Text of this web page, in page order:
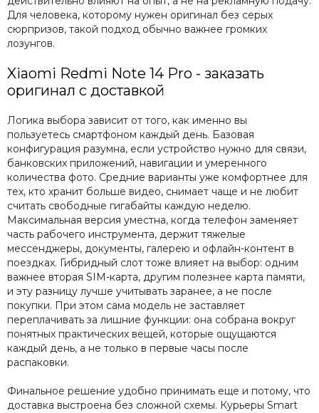
Для человека, которому нужен оригинал без серых
сюрпризов, такой подход обычно важнее громких
лозунгов.
Xiaomi Redmi Note 14 Pro - заказать
оригинал с доставкой
Логика выбора зависит от того, как именно вы
пользуетесь смартфоном каждый день. Базовая
конфигурация разумна, если устройство нужно для связи,
банковских приложений, навигации и умеренного
количества фото. Средние варианты уже комфортнее для
тех, кто хранит больше видео, снимает чаще и не любит
считать свободные гигабайты каждую неделю.
Максимальная версия уместна, когда телефон заменяет
часть рабочего инструмента, держит тяжелые
мессенджеры, документы, галерею и офлайн-контент в
поездках. Гибридный слот тоже влияет на выбор: одним
важнее вторая SIM-карта, другим полезнее карта памяти,
и эту разницу лучше учитывать заранее, а не после
покупки. При этом сама модель не заставляет
переплачивать за лишние функции: она собрана вокруг
понятных практических вещей, которые ощущаются
каждый день, а не только в первые часы после
распаковки.
Финальное решение удобно принимать еще и потому, что
доставка выстроена без сложной схемы. Курьеры Smart